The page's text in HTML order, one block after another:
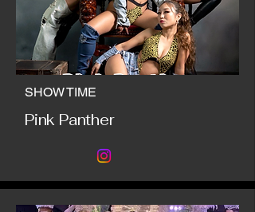
SHOW TIME
Pink Panther